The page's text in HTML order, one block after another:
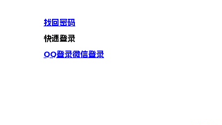
找回密码
快速登录
QQ登录微信登录